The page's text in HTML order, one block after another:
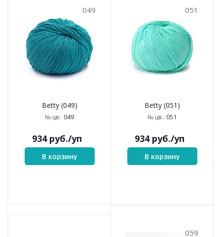
049
Betty (049)
№ цв.: 049
934руб./уп
В корзину
051
Betty (051)
№ цв.: 051
934руб./уп
В корзину
059